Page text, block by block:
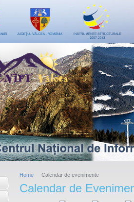
Home Calendar de evenimente
Calendar de